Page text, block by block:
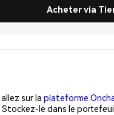
Acheter via
sur la plateforme
le dans le